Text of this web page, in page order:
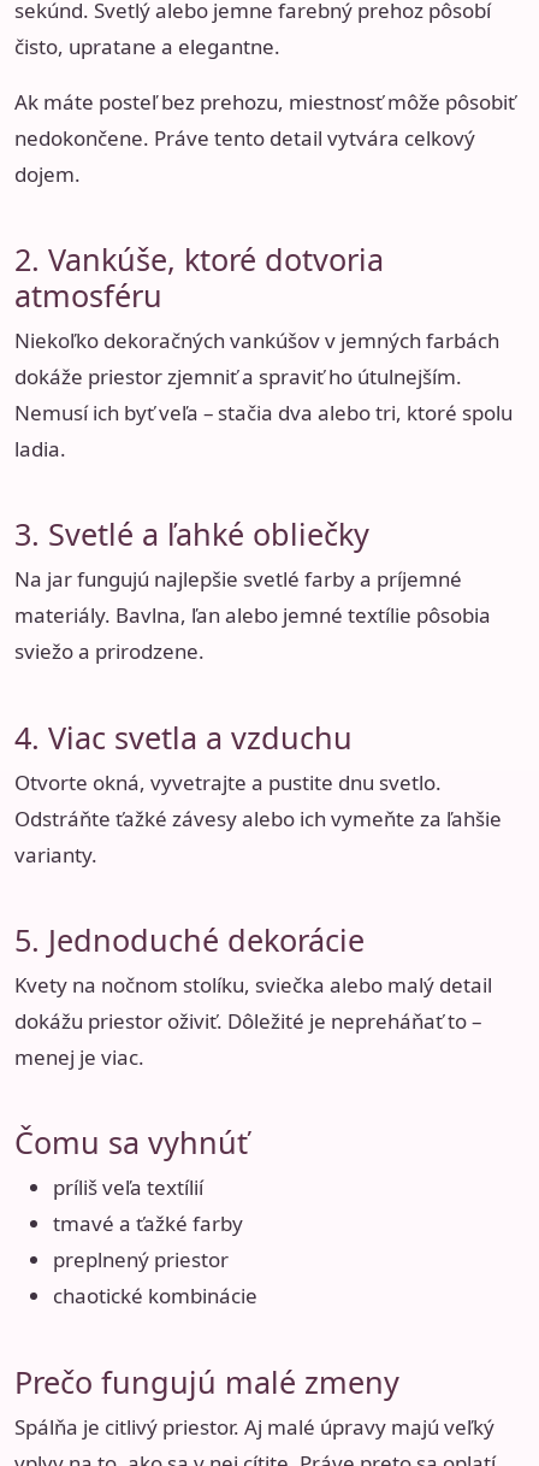
sekúnd. Svetlý alebo jemne farebný prehoz pôsobí
čisto, upratane a elegantne.
Ak máte posteľ bez prehozu, miestnosť môže pôsobiť
nedokončene. Práve tento detail vytvára celkový
dojem.
2. Vankúše, ktoré dotvoria
atmosféru
Niekoľko dekoračných vankúšov v jemných farbách
dokáže priestor zjemniť a spraviť ho útulnejším.
Nemusí ich byť veľa – stačia dva alebo tri, ktoré spolu
ladia.
3. Svetlé a ľahké obliečky
Na jar fungujú najlepšie svetlé farby a príjemné
materiály. Bavlna, ľan alebo jemné textílie pôsobia
sviežo a prirodzene.
4. Viac svetla a vzduchu
Otvorte okná, vyvetrajte a pustite dnu svetlo.
Odstráňte ťažké závesy alebo ich vymeňte za ľahšie
varianty.
5. Jednoduché dekorácie
Kvety na nočnom stolíku, sviečka alebo malý detail
dokážu priestor oživiť. Dôležité je nepreháňať to –
menej je viac.
Čomu sa vyhnúť
príliš veľa textílií
tmavé a ťažké farby
preplnený priestor
chaotické kombinácie
Prečo fungujú malé zmeny
Spálňa je citlivý priestor. Aj malé úpravy majú veľký